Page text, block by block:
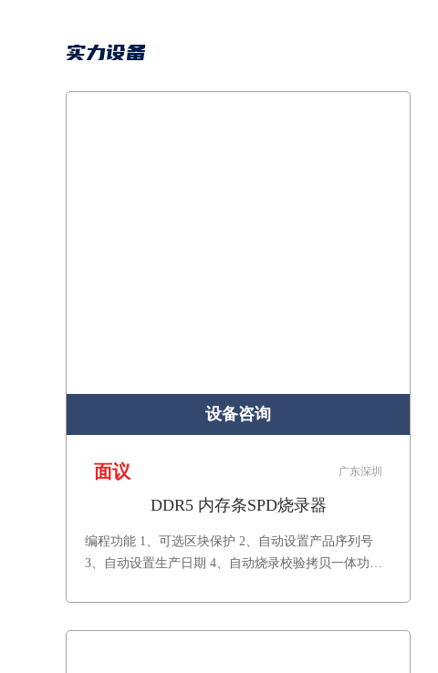
实力设备
设备咨询
面议 广东深圳
DDR5 内存条SPD烧录器
编程功能 1、可选区块保护 2、自动设置产品序列号
3、自动设置生产日期 4、自动烧录校验拷贝一体功能